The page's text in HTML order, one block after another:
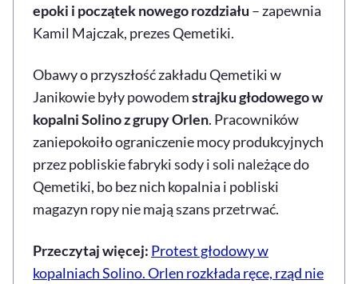
epoki i początek nowego rozdziału – zapewnia
Kamil Majczak, prezes Qemetiki.
Obawy o przyszłość zakładu Qemetiki w
Janikowie były powodemstrajku głodowego w
kopalni Solino z grupy Orlen. Pracowników
zaniepokoiło ograniczenie mocy produkcyjnych
przez pobliskie fabryki sody i soli należące do
Qemetiki, bo bez nich kopalnia i pobliski
magazyn ropy nie mają szans przetrwać.
Przeczytaj więcej: Protest głodowy w
kopalniach Solino. Orlen rozkłada ręce, rząd nie